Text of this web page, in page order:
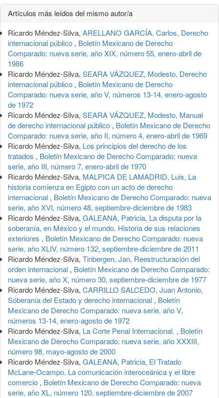
Detalles
del
artículo
Artículos más leídos del mismo autor/a
Ricardo Méndez-Silva, ARELLANO GARCÍA, Carlos, Derecho
internacional público , Boletín Mexicano de Derecho
Comparado: nueva serie, año XIX, número 55, enero-abril de
1986
Ricardo Méndez-Silva, SEARA VÁZQUEZ, Modesto, Derecho
internacional público , Boletín Mexicano de Derecho
Comparado: nueva serie, año V, números 13-14, enero-agosto
de 1972
Ricardo Méndez-Silva, SEARA VÁZQUEZ, Modesto, Manual
de derecho internacional público , Boletín Mexicano de Derecho
Comparado: nueva serie, año II, número 4, enero-abril de 1969
Ricardo Méndez-Silva, Los principios del derecho de los
tratados , Boletín Mexicano de Derecho Comparado: nueva
serie, año III, número 7, enero-abril de 1970
Ricardo Méndez-Silva, MALPICA DE LAMADRID, Luis, La
historia comienza en Egipto con un acto de derecho
internacional , Boletín Mexicano de Derecho Comparado: nueva
serie, año XVI, número 48, septiembre-diciembre de 1983
Ricardo Méndez-Silva, GALEANA, Patricia, La disputa por la
soberanía, en México y el mundo. Historia de sus relaciones
exteriores , Boletín Mexicano de Derecho Comparado: nueva
serie, año XLIV, número 132, septiembre-diciembre de 2011
Ricardo Méndez-Silva, Tinbergen, Jan, Reestructuración del
orden internacional , Boletín Mexicano de Derecho Comparado:
nueva serie, año X, número 30, septiembre-diciembre de 1977
Ricardo Méndez-Silva, CARRILLO SALCEDO, Juan Antonio,
Soberanía del Estado y derecho internacional , Boletín
Mexicano de Derecho Comparado: nueva serie, año V,
números 13-14, enero-agosto de 1972
Ricardo Méndez-Silva, La Corte Penal Internacional. , Boletín
Mexicano de Derecho Comparado: nueva serie, año XXXIII,
número 98, mayo-agosto de 2000
Ricardo Méndez-Silva, GALEANA, Patricia, El Tratado
McLane-Ocampo. La comunicación interoceánica y el libre
comercio , Boletín Mexicano de Derecho Comparado: nueva
serie, año XL, número 120, septiembre-diciembre de 2007